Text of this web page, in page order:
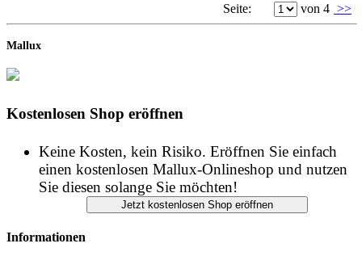
Seite: von 4 >>
Mallux
Kostenlosen Shop eröffnen
Keine Kosten, kein Risiko. Eröffnen Sie einfach
einen kostenlosen Mallux-Onlineshop und nutzen
Sie diesen solange Sie möchten!
Informationen